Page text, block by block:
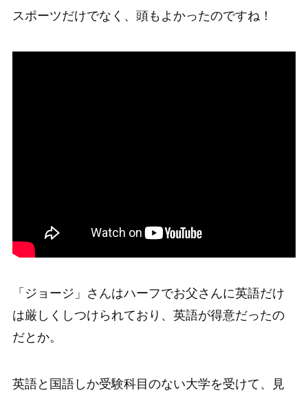
スポーツだけでなく、頭もよかったのですね！
「ジョージ」さんはハーフでお父さんに英語だけ
は厳しくしつけられており、英語が得意だったの
だとか。
英語と国語しか受験科目のない大学を受けて、見